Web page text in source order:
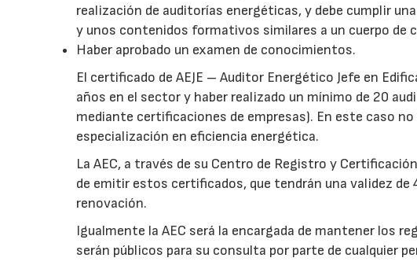
realización de auditorías energéticas, y debe cumplir
y unos contenidos formativos similares a un cuerpo de
Haber aprobado un examen de conocimientos.
El certificado de AEJE – Auditor Energético Jefe en
años en el sector y haber realizado un mínimo de 20
mediante certificaciones de empresas). En este caso
especialización en eficiencia energética.
La AEC, a través de su Centro de Registro y
de emitir estos certificados, que tendrán una validez de
renovación.
Igualmente la AEC será la encargada de mantener los
serán públicos para su consulta por parte de cualquier